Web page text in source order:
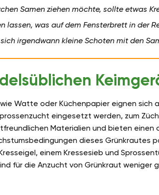
Samen ziehen möchte, sollte etwas
lassen, was auf dem Fensterbrett in der
irgendwann kleine Schoten mit den
Watte oder Küchenpapier eignen sich
eingesetzt werden, zum
Materialien und bieten einen
dieses Grünkrautes
einem Kressesieb und
für die Anzucht von Grünkraut weniger